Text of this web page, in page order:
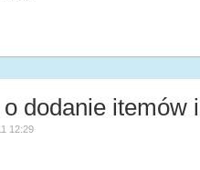
dodanie itemów
12:29